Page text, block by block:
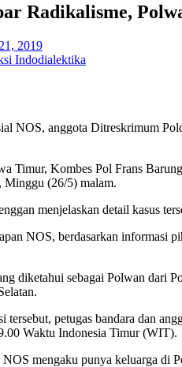
Radikalisme,
2019
Indodialektika
NOS, anggota Ditreskrimum
Timur, Kombes Pol Frans
Minggu (26/5) malam.
menjelaskan detail kasus
NOS, berdasarkan informasi
diketahui sebagai Polwan dari
tersebut, petugas bandara dan
Waktu Indonesia Timur (WIT).
mengaku punya keluarga di